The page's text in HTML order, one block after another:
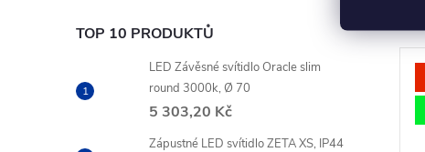
TOP 10 PRODUKTŮ
LED Závěsné svítidlo Oracle slim
round 3000k, Ø 70
5 303,20 Kč
Zápustné LED svítidlo ZETA XS, IP44